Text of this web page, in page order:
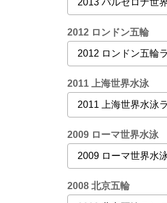
2012 ロンドン五輪
2011 上海世界水泳
2009 ローマ世界水泳
2008 北京五輪